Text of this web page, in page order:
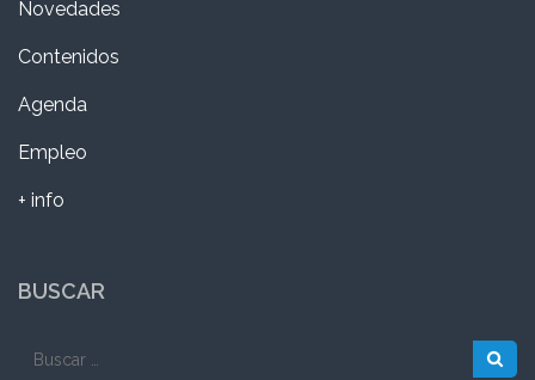
Novedades
Contenidos
Agenda
Empleo
+ info
BUSCAR
Buscar: